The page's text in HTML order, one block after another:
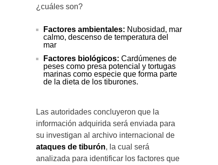
¿cuáles son?
Factores ambientales: Nubosidad, mar
calmo, descenso de temperatura del
mar
Factores biológicos: Cardúmenes de
peses como presa potencial y tortugas
marinas como especie que forma parte
de la dieta de los tiburones.
Las autoridades concluyeron que la
información adquirida será enviada para
su investigan al archivo internacional de
ataques de tiburón, la cual será
analizada para identificar los factores que